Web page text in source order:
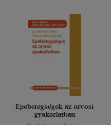
Epebetegségek az orvosi
gyakorlatban